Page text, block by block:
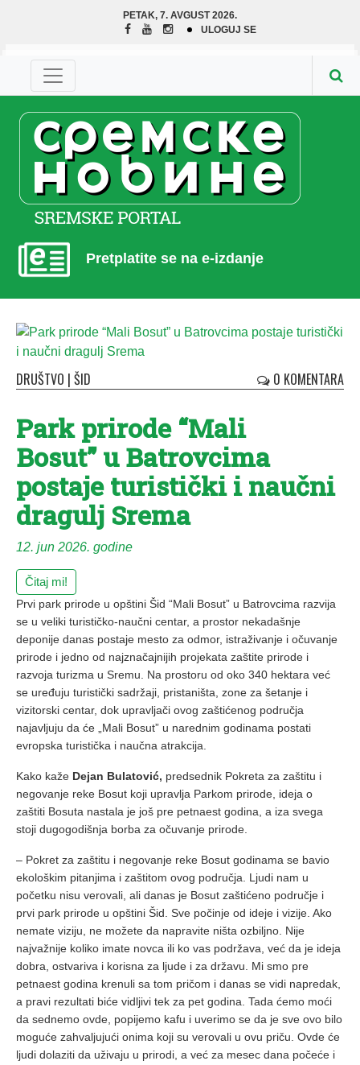
PETAK, 7. AVGUST 2026.
ULOGUJ SE
Pretplatite se na e-izdanje
DRUŠTVO | ŠID 0 KOMENTARA
Park prirode “Mali
Bosut” u Batrovcima
postaje turistički i naučni
dragulj Srema
12. jun 2026. godine
Čitaj mi!
Prvi park prirode u opštini Šid “Mali Bosut” u Batrovcima razvija
se u veliki turističko-naučni centar, a prostor nekadašnje
deponije danas postaje mesto za odmor, istraživanje i očuvanje
prirode i jedno od najznačajnijih projekata zaštite prirode i
razvoja turizma u Sremu. Na prostoru od oko 340 hektara već
se uređuju turistički sadržaji, pristaništa, zone za šetanje i
vizitorski centar, dok upravljači ovog zaštićenog područja
najavljuju da će „Mali Bosut” u narednim godinama postati
evropska turistička i naučna atrakcija.
Kako kaže Dejan Bulatović, predsednik Pokreta za zaštitu i
negovanje reke Bosut koji upravlja Parkom prirode, ideja o
zaštiti Bosuta nastala je još pre petnaest godina, a iza svega
stoji dugogodišnja borba za očuvanje prirode.
– Pokret za zaštitu i negovanje reke Bosut godinama se bavio
ekološkim pitanjima i zaštitom ovog područja. Ljudi nam u
početku nisu verovali, ali danas je Bosut zaštićeno područje i
prvi park prirode u opštini Šid. Sve počinje od ideje i vizije. Ako
nemate viziju, ne možete da napravite ništa ozbiljno. Nije
najvažnije koliko imate novca ili ko vas podržava, već da je ideja
dobra, ostvariva i korisna za ljude i za državu. Mi smo pre
petnaest godina krenuli sa tom pričom i danas se vidi napredak,
a pravi rezultati biće vidljivi tek za pet godina. Tada ćemo moći
da sednemo ovde, popijemo kafu i uverimo se da je sve ovo bilo
moguće zahvaljujući onima koji su verovali u ovu priču. Ovde će
ljudi dolaziti da uživaju u prirodi, a već za mesec dana počeće i